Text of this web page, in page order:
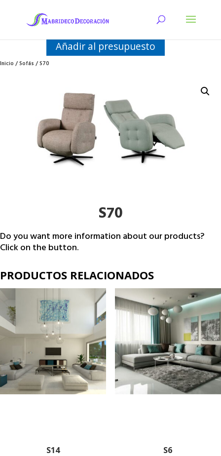
Añadir al presupuesto
Inicio/Sofás/ S70
S70
Do you want more information about our products?
Click on the button.
PRODUCTOS RELACIONADOS
S14 S6